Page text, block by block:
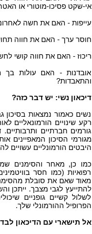
אי-שקט פסיכו-מוטורי או
עייפות - האם את חשה
חוסר ערך - האם את חווה
ריכוז - האם את חווה קושי
אובדנות - האם עולות בך
והתאבדות?
דיכאון נשי: יש דבר כזה?
נשים כאמור נמצאות בסיכון
רקע שינויים הורמונאליים
גורמים חברתיים
מגורמי הסיכון המאפיינים
היבטים הורמונליים עשויים
כמו כן, מאחר והסימנים
רפואיות (כמו חסר
מאוד שאם את סובלת
להתייעץ לגבי מצבך. ייתכן
לשלול קשיים גופניים
הפרופיל ההורמונלי שלך.
אל תישארי עם הדיכאון